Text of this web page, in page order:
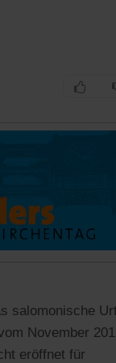
salomonische
November
eröffnet für